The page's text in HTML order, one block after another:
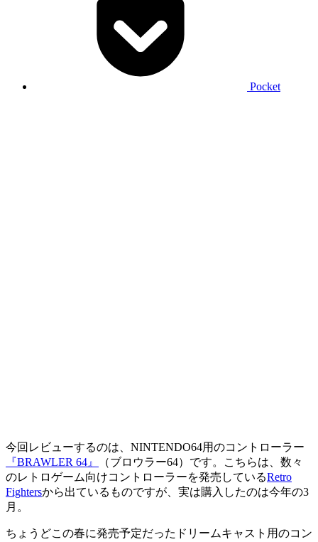
Pocket
今回レビューするのは、NINTENDO64用のコントローラー
『BRAWLER 64』
（ブロウラー64）です。こちらは、数々
のレトロゲーム向けコントローラーを発売しているRetro
Fightersから出ているものですが、実は購入したのは今年の3
月。
ちょうどこの春に発売予定だったドリームキャスト用のコン